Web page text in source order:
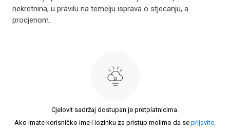
nekretnina, u pravilu na temelju isprava o stjecanju, a
procjenom..
Cjelovit sadržaj dostupan je pretplatnicima.
Ako imate korisničko ime i lozinku za pristup molimo da se prijavite.